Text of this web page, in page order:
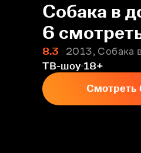
Собака в
6
8.3
2013, Собака
ТВ-шоу 18+
Смотреть